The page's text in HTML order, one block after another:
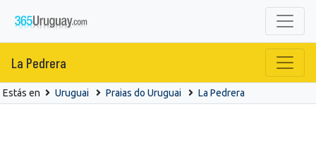
La Pedrera
Estás en Uruguai Praias do Uruguai La Pedrera